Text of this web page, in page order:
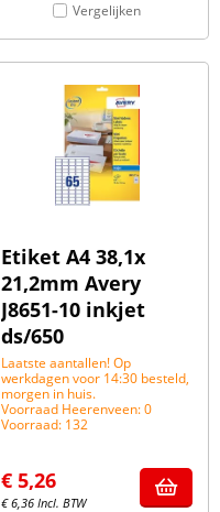
Vergelijken
Etiket A4 38,1x
21,2mm Avery
J8651-10 inkjet
ds/650
Laatste aantallen! Op
werkdagen voor 14:30 besteld,
morgen in huis.
Voorraad Heerenveen: 0
Voorraad: 132
€ 5,26
€6,36 Incl. BTW